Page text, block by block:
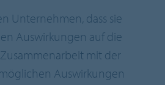
Unternehmen, dass sie
Auswirkungen auf die
mit der
Auswirkungen